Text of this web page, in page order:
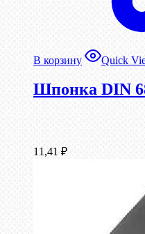
В корзину Quick
Шпонка DIN
11,41 ₽